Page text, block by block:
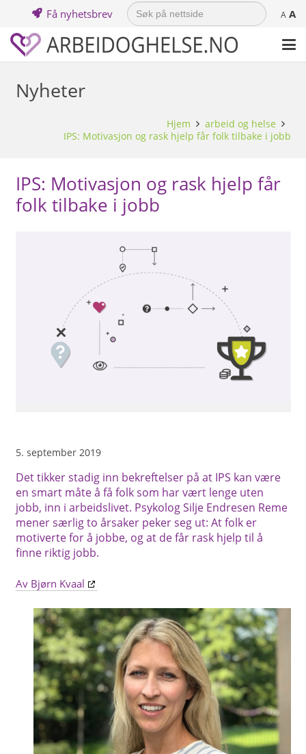
Få nyhetsbrev
Search
for: A A
Nyheter
Hjem
arbeid og helse
IPS: Motivasjon og rask hjelp får folk tilbake i jobb
IPS: Motivasjon og rask hjelp får
folk tilbake i jobb
5. september 2019
Det tikker stadig inn bekreftelser på at IPS kan være
en smart måte å få folk som har vært lenge uten
jobb, inn i arbeidslivet. ­­Psykolog Silje Endresen Reme
mener særlig to årsaker peker seg ut: At folk er
motiverte for å jobbe, og at de får rask hjelp til å
finne riktig jobb.
Av Bjørn Kvaal